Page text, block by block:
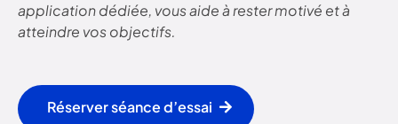
application dédiée, vous aide à rester motivé et à
atteindre vos objectifs.
Réserver séance d’essai